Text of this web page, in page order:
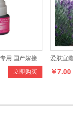
用 国产嫁接
立即购买
爱肤宜
痘疤除
￥7.00